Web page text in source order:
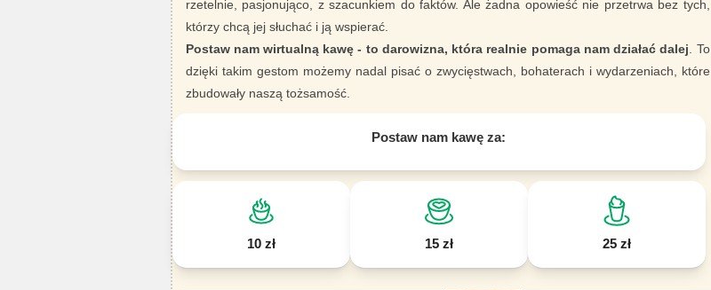
rzetelnie, pasjonująco, z szacunkiem do faktów. Ale żadna opowieść nie przetrwa bez tych,
którzy chcą jej słuchać i ją wspierać.
Postaw nam wirtualną kawę - to darowizna, która realnie pomaga nam działać dalej . To
dzięki takim gestom możemy nadal pisać o zwycięstwach, bohaterach i wydarzeniach, które
zbudowały naszą tożsamość.
Postaw nam kawę za:
10 zł 15 zł 25 zł